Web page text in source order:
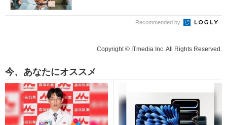
Recommended by
Copyright © ITmedia Inc. All Rights Reserved.
今、あなたにオススメ